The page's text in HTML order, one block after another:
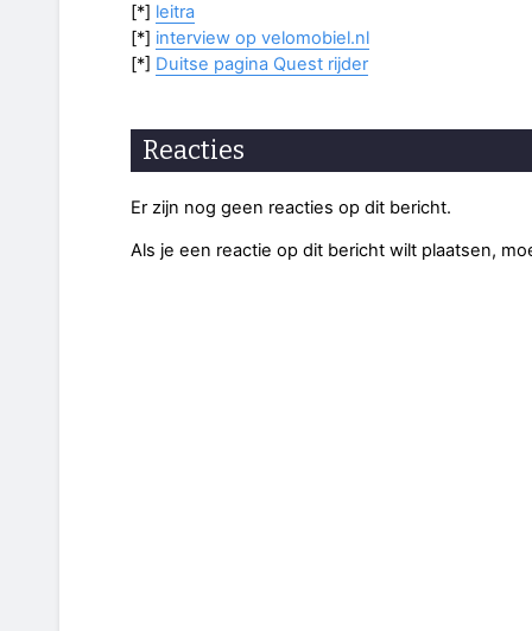
[*] leitra
[*] interview op velomobiel.nl
[*] Duitse pagina Quest rijder
Reacties
Er zijn nog geen reacties op dit bericht.
Als je een reactie op dit bericht wilt plaatsen,